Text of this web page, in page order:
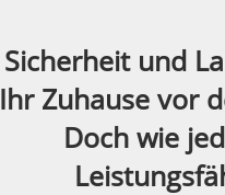
Sicherheit und
Ihr Zuhause vor
Doch wie